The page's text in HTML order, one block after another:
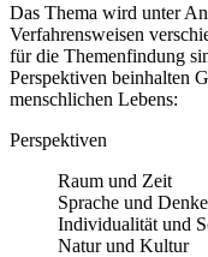
Das Thema wird unter
Verfahrensweisen
für die Themenfindung
Perspektiven beinhalten
menschlichen Lebens:
Perspektiven
Raum und Zeit
Sprache und
Individualität und
Natur und Kultur